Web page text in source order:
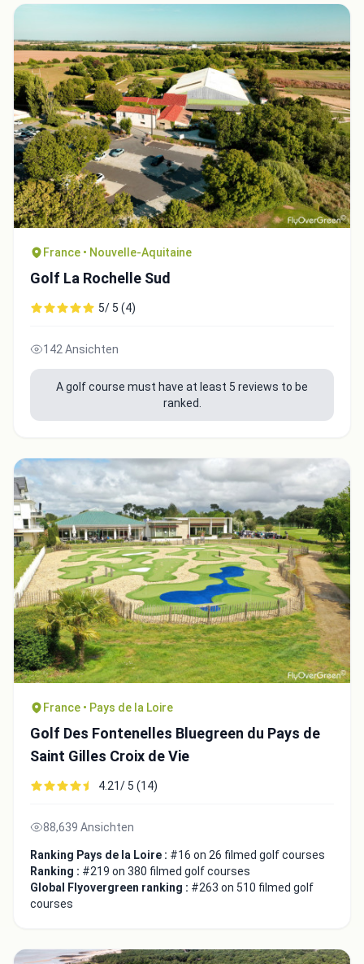
France • Nouvelle-Aquitaine
Golf La Rochelle Sud
5/ 5 (4)
142 Ansichten
A golf course must have at least 5 reviews to be
ranked.
France • Pays de la Loire
Golf Des Fontenelles Bluegreen du Pays de
Saint Gilles Croix de Vie
4.21/ 5 (14)
88,639 Ansichten
Ranking Pays de la Loire : #16 on 26 filmed golf courses
Ranking : #219 on 380 filmed golf courses
Global Flyovergreen ranking : #263 on 510 filmed golf
courses
Integrate video
Video choice: